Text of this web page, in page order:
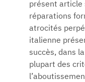
présent article
réparations
atrocités
italienne
succès, dans
plupart des